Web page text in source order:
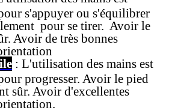
s'appuyer ou s'équilibrer
pour se tirer. Avoir le
Avoir de très bonnes
: L'utilisation des mains est
progresser. Avoir le pied
sûr. Avoir d'excellentes